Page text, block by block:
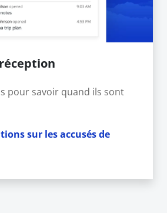
pour savoir quand ils sont
sur les accusés de